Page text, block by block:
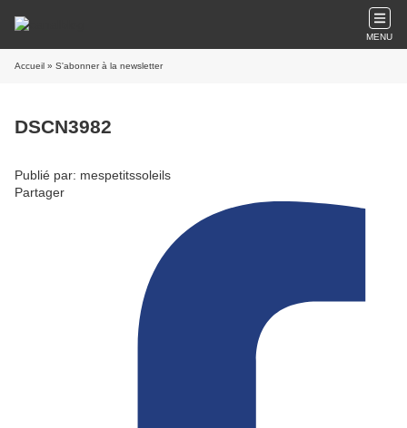
MENU
Accueil » S'abonner à la newsletter
DSCN3982
Publié par: mespetitssoleils
Partager